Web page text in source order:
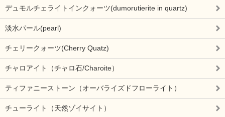
デュモルチェライトインクォーツ(dumorutierite in quartz)
淡水パール(pearl)
チェリークォーツ(Cherry Quatz)
チャロアイト（チャロ石/Charoite）
ティファニーストーン（オーバライズドフローライト）
チューライト（天然ゾイサイト）